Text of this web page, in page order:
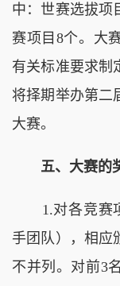
中：世赛选拔项
赛项目8个。大
有关标准要求制
将择期举办第二
大赛。
五、大赛的
1.对各竞赛项
手团队），相应
不并列。对前3